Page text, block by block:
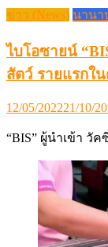
ข่าว (News) นานา
ไบโอซายน์
สัตว์ รายแรกใ
Posted
12/05/202221/10/
“BIS” ผู้นำเข้า วั